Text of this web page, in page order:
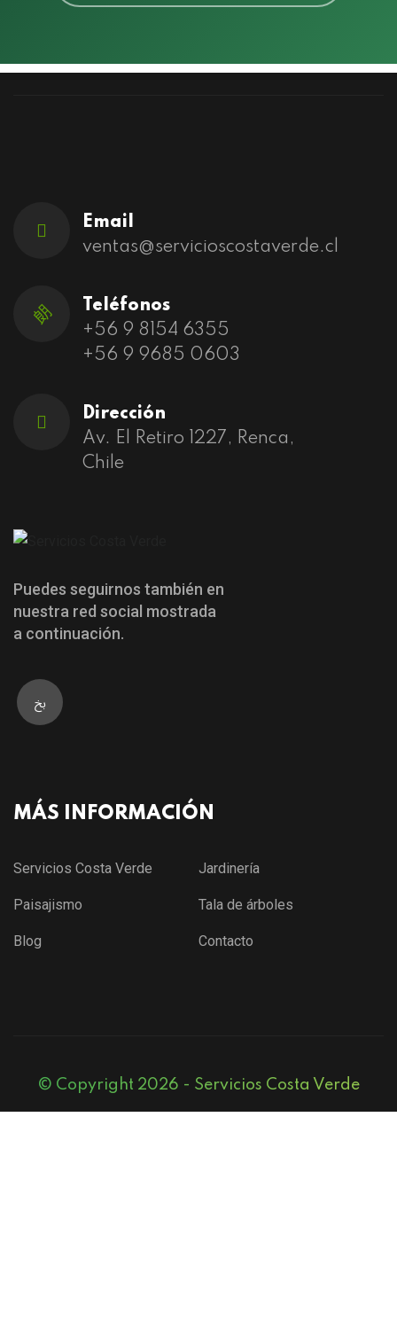
Email
ventas@servicioscostaverde.cl
Teléfonos
+56 9 8154 6355
+56 9 9685 0603
Dirección
Av. El Retiro 1227, Renca,
Chile
Puedes seguirnos también en
nuestra red social mostrada
a continuación.
MÁS INFORMACIÓN
Servicios Costa Verde Jardinería
Paisajismo Tala de árboles
Blog Contacto
© Copyright 2026 - Servicios Costa Verde